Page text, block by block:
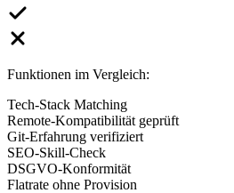
Funktionen im Vergleich:
Tech-Stack Matching
Remote-Kompatibilität geprüft
Git-Erfahrung verifiziert
SEO-Skill-Check
DSGVO-Konformität
Flatrate ohne Provision